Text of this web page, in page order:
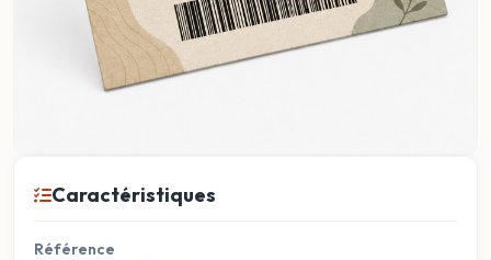
Caractéristiques
Référence